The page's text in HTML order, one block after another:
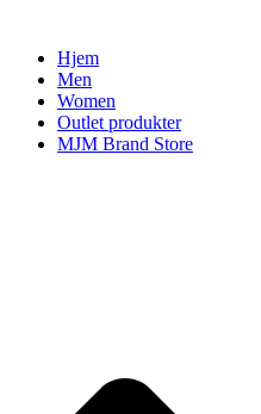
Hjem
Men
Women
Outlet produkter
MJM Brand Store